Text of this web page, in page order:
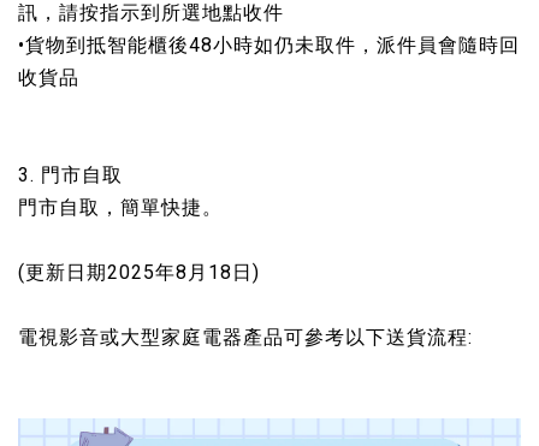
訊，請按指示到所選地點收件
•貨物到抵智能櫃後48小時如仍未取件，派件員會隨時回
收貨品
3. 門市自取
門市自取，簡單快捷。
(更新日期2025年8月18日)
電視影音或大型家庭電器產品可參考以下送貨流程: